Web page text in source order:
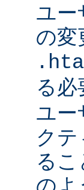
ユー
の変
る必
ユー
ク
る
のよ